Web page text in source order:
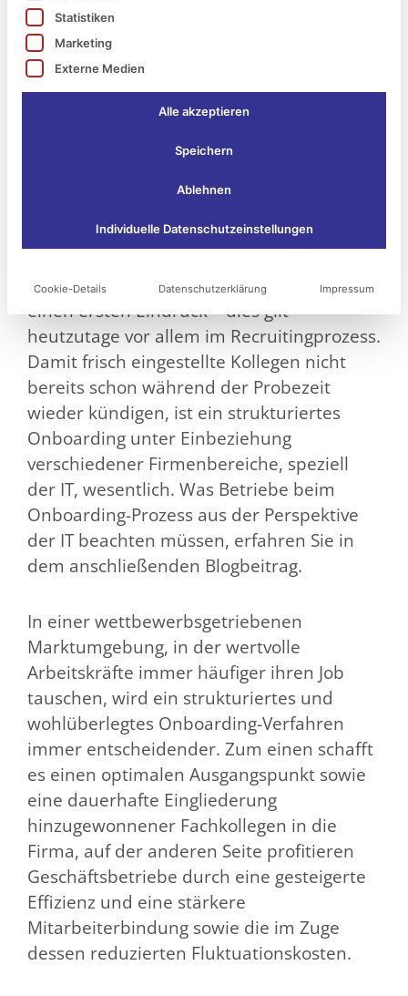
IT-Onboarding: Neue Mitarbeiter
professionell sowie dauerhaft einbinden!
Es existiert keine nächste Möglichkeit für
einen ersten Eindruck – dies gilt
heutzutage vor allem im Recruitingprozess.
Damit frisch eingestellte Kollegen nicht
bereits schon während der Probezeit
wieder kündigen, ist ein strukturiertes
Onboarding unter Einbeziehung
verschiedener Firmenbereiche, speziell
der IT, wesentlich. Was Betriebe beim
Onboarding-Prozess aus der Perspektive
der IT beachten müssen, erfahren Sie in
dem anschließenden Blogbeitrag.
In einer wettbewerbsgetriebenen
Marktumgebung, in der wertvolle
Arbeitskräfte immer häufiger ihren Job
tauschen, wird ein strukturiertes und
wohlüberlegtes Onboarding-Verfahren
immer entscheidender. Zum einen schafft
es einen optimalen Ausgangspunkt sowie
eine dauerhafte Eingliederung
hinzugewonnener Fachkollegen in die
Firma, auf der anderen Seite profitieren
Geschäftsbetriebe durch eine gesteigerte
Effizienz und eine stärkere
Mitarbeiterbindung sowie die im Zuge
dessen reduzierten Fluktuationskosten.
Statistiken
Marketing
Externe Medien
Alle akzeptieren
Speichern
Ablehnen
Individuelle Datenschutzeinstellungen
Cookie-Details Datenschutzerklärung Impressum